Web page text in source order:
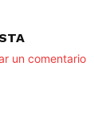
un comentario